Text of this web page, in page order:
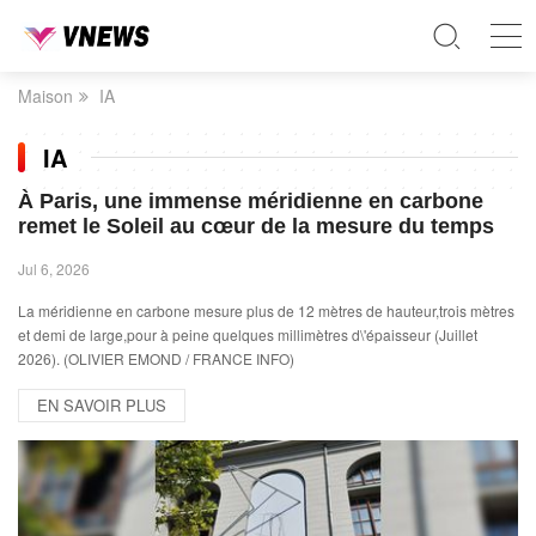
Maison IA
IA
À Paris, une immense méridienne en carbone
remet le Soleil au cœur de la mesure du temps
Jul 6, 2026
La méridienne en carbone mesure plus de 12 mètres de hauteur,trois mètres
et demi de large,pour à peine quelques millimètres d\'épaisseur (Juillet
2026). (OLIVIER EMOND / FRANCE INFO)
EN SAVOIR PLUS